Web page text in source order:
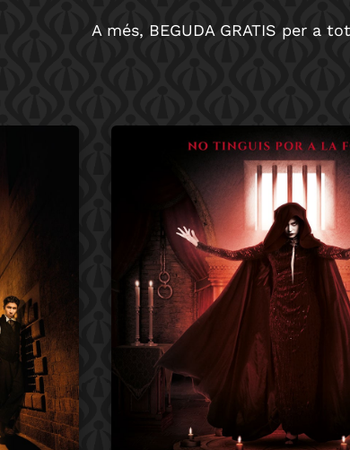
A més, BEGUDA GRATIS per a